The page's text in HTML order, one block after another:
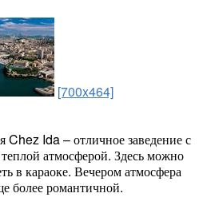
[700x464]
Chez Ida – отличное заведение с
атмосферой. Здесь можно
в караоке. Вечером атмосфера
более романтичной.